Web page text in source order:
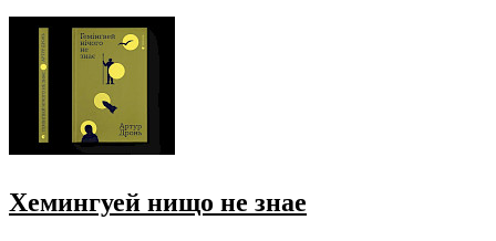
Хемингуей нищо не знае